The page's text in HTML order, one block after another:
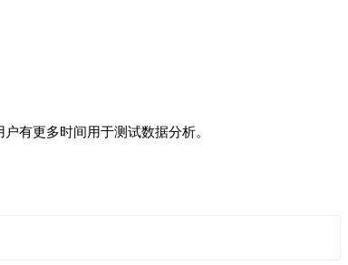
有更多时间用于测试数据分析。